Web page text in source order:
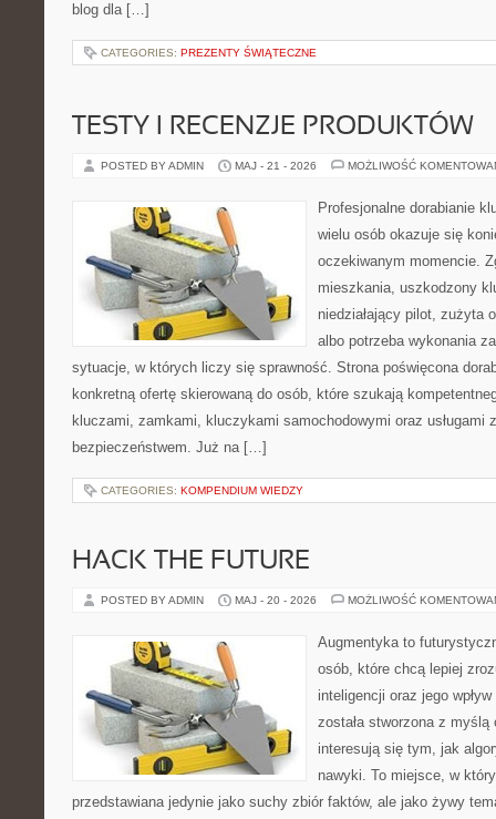
blog dla […]
CATEGORIES: PREZENTY ŚWIĄTECZNE
TESTY I RECENZJE PRODUKTÓW
POSTED BY ADMIN MAJ - 21 - 2026 MOŻLIWOŚĆ
Profesjonalne dorabianie
wielu osób okazuje się
oczekiwanym momencie.
mieszkania, uszkodzony
niedziałający pilot, zużyta
albo potrzeba wykonania
sytuacje, w których liczy się sprawność. Strona poświęcona
konkretną ofertę skierowaną do osób, które szukają
kluczami, zamkami, kluczykami samochodowymi oraz usługami
bezpieczeństwem. Już na […]
CATEGORIES: KOMPENDIUM WIEDZY
HACK THE FUTURE
POSTED BY ADMIN MAJ - 20 - 2026 MOŻLIWOŚĆ
Augmentyka to
osób, które chcą lepiej
inteligencji oraz jego
została stworzona z
interesują się tym, jak
nawyki. To miejsce, w
przedstawiana jedynie jako suchy zbiór faktów, ale jako żywy